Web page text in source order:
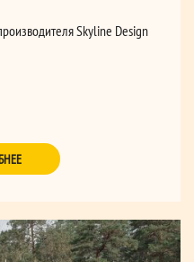
Skyline Design